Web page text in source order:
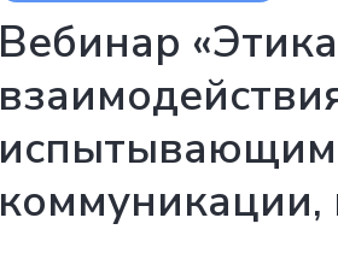
Вебинар
коммуникации,